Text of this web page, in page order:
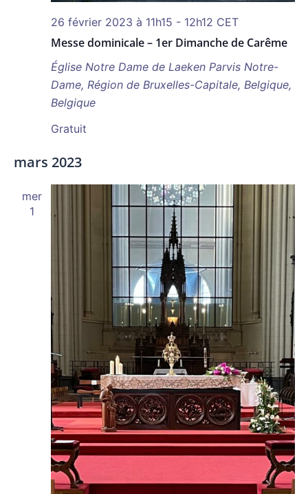
Messe dominicale – 1er Dimanche de Carême
26 février 2023 à 11h15 - 12h12 CET
Église Notre Dame de Laeken Parvis Notre-
Dame, Région de Bruxelles-Capitale, Belgique,
Belgique
Gratuit
mars 2023
mer
1